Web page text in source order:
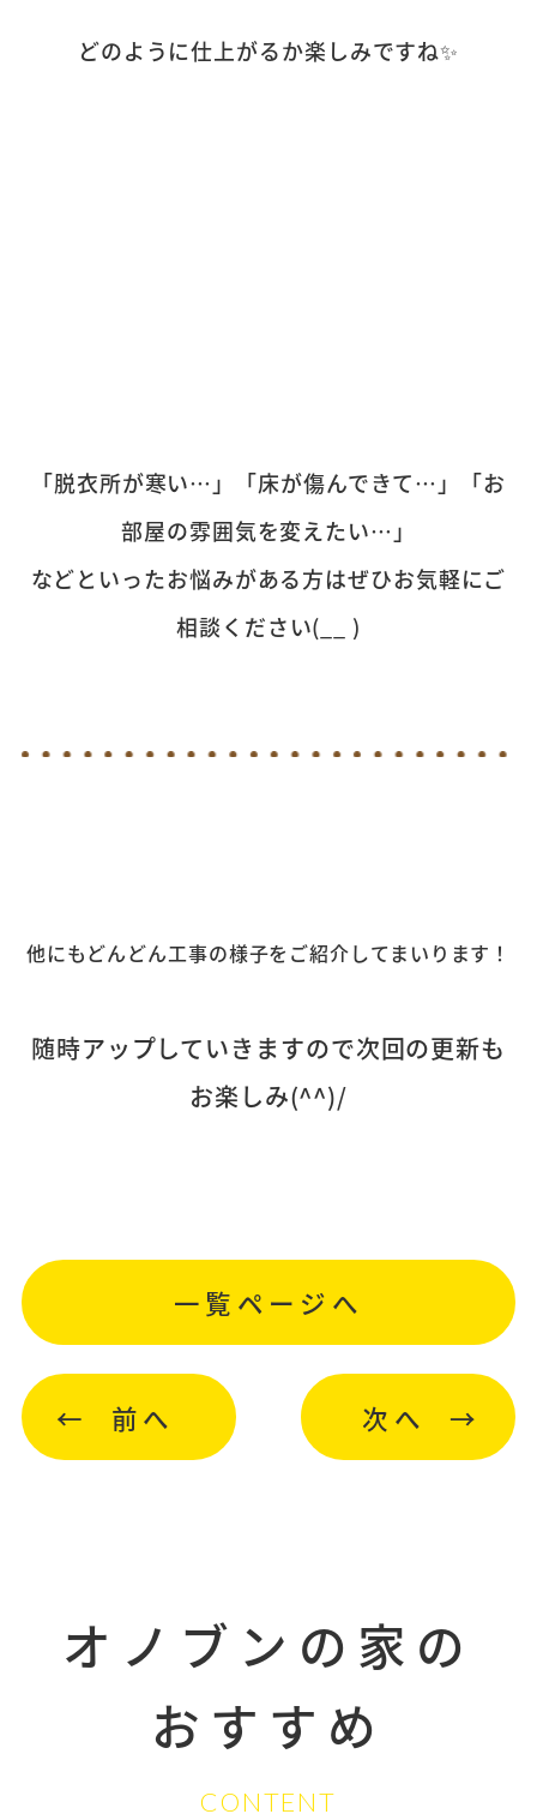
どのように仕上がるか楽しみですね✨
「脱衣所が寒い…」「床が傷んできて…」「お
部屋の雰囲気を変えたい…」
などといったお悩みがある方はぜひお気軽にご
相談ください(__ )
他にもどんどん工事の様子をご紹介してまいります！
随時アップしていきますので次回の更新も
お楽しみ(^^)/
前へ
一覧ページへ
次へ
オノブンの家の
おすすめ
CONTENT